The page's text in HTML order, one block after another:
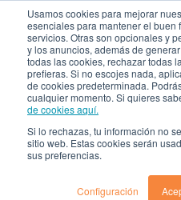
Usamos cookies para mejorar
esenciales para mantener el
servicios. Otras son opcionales y
y los anuncios, además de
todas las cookies, rechazar todas
prefieras. Si no escojes nada,
de cookies predeterminada.
cualquier momento. Si quieres
de cookies aquí.
Si lo rechazas, tu información no
sitio web. Estas cookies serán
sus preferencias.
Configuración
¿Qué es el renting?
Nosotros
Nuestra cultura
Gobierno corporativo
Política de
Ayuda
Guías de Usuario
PQRs
Aprende más
¿Dónde estamos?
Bogotá